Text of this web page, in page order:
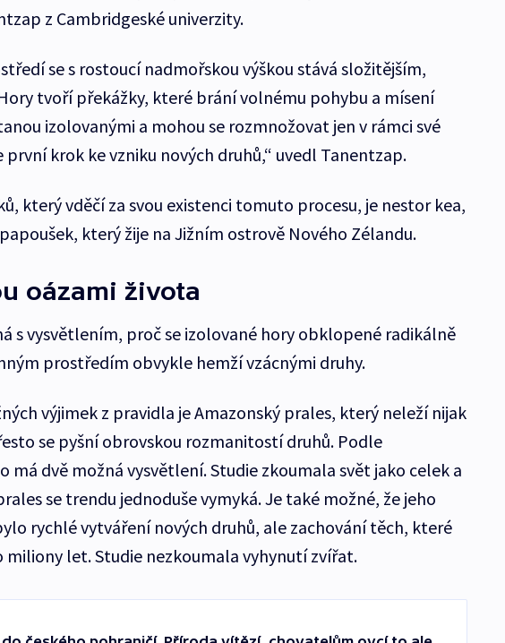
z Cambridgeské univerzity.
se s rostoucí nadmořskou výškou stává složitějším,
tvoří překážky, které brání volnému pohybu a mísení
izolovanými a mohou se rozmnožovat jen v rámci své
první krok ke vzniku nových druhů,“ uvedl Tanentzap.
který vděčí za svou existenci tomuto procesu, je nestor kea,
který žije na Jižním ostrově Nového Zélandu.
oázami života
s vysvětlením, proč se izolované hory obklopené radikálně
prostředím obvykle hemží vzácnými druhy.
výjimek z pravidla je Amazonský prales, který neleží nijak
se pyšní obrovskou rozmanitostí druhů. Podle
má dvě možná vysvětlení. Studie zkoumala svět jako celek a
se trendu jednoduše vymyká. Je také možné, že jeho
rychlé vytváření nových druhů, ale zachování těch, které
miliony let. Studie nezkoumala vyhynutí zvířat.